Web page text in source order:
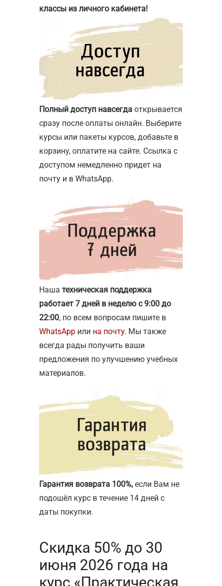
классы из личного кабинета!
Полный доступ навсегда открывается
сразу после оплаты онлайн. Выберите
курсы или пакеты курсов, добавьте в
корзину, оплатите на сайте. Ссылка с
доступом немедленно придет на
почту и в WhatsApp.
Наша техническая поддержка
работает 7 дней в неделю с 9:00 до
22:00, по всем вопросам пишите в
WhatsApp или на почту. Мы также
всегда рады получить ваши
предложения по улучшению учебных
материалов.
Гарантия возврата 100%, если Вам не
подошёл курс в течение 14 дней с
даты покупки.
Скидка 50% до 30
июня 2026 года на
курс «Практическая